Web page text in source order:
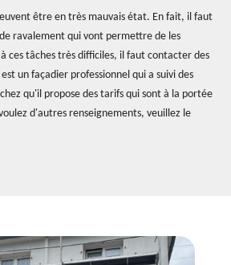
être en très mauvais état. En fait, il faut
ravalement qui vont permettre de les
ces tâches très difficiles, il faut contacter des
un façadier professionnel qui a suivi des
qu'il propose des tarifs qui sont à la portée
d'autres renseignements, veuillez le